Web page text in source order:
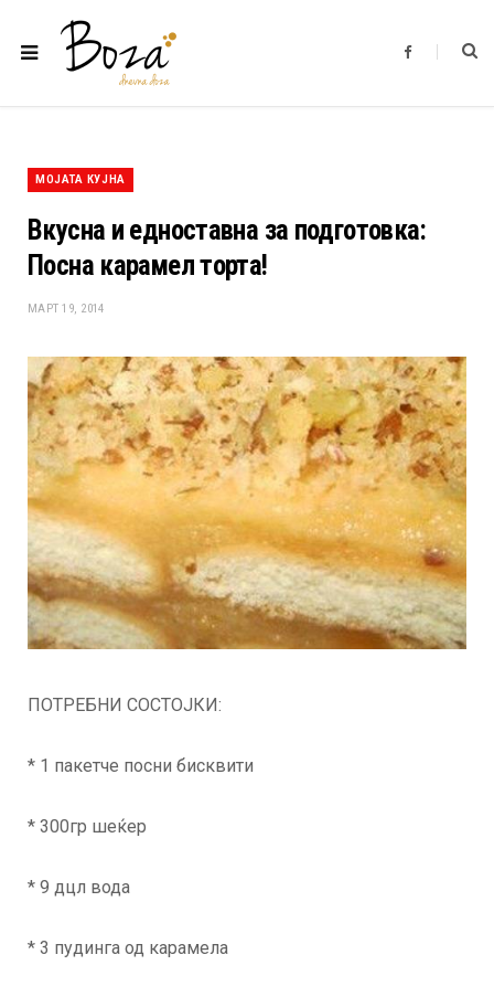
F
b
МОЈАТА КУЈНА
Вкусна и едноставна за подготовка:
Посна карамел торта!
МАРТ 19, 2014
ПОТРЕБНИ СОСТОЈКИ:
* 1 пакетче посни бисквити
* 300гр шеќер
* 9 дцл вода
* 3 пудинга од карамела